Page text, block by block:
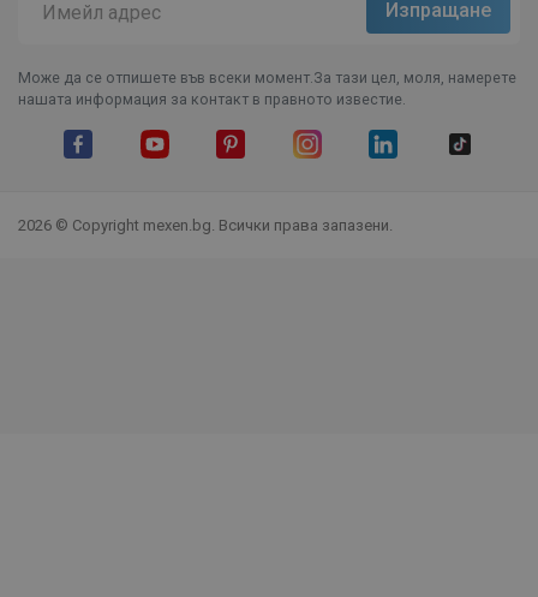
Може да се отпишете във всеки момент.За тази цел, моля, намерете
нашата информация за контакт в правното известие.
2026 © Copyright mexen.bg. Всички права запазени.